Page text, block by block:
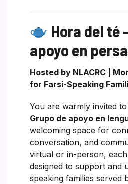
Hora del té
apoyo en
Hosted by NLACRC |
for Farsi-Speaking
You are warmly invited
Grupo de apoyo en
welcoming space for
conversation, and
virtual or in-person, each
designed to support and
speaking families served